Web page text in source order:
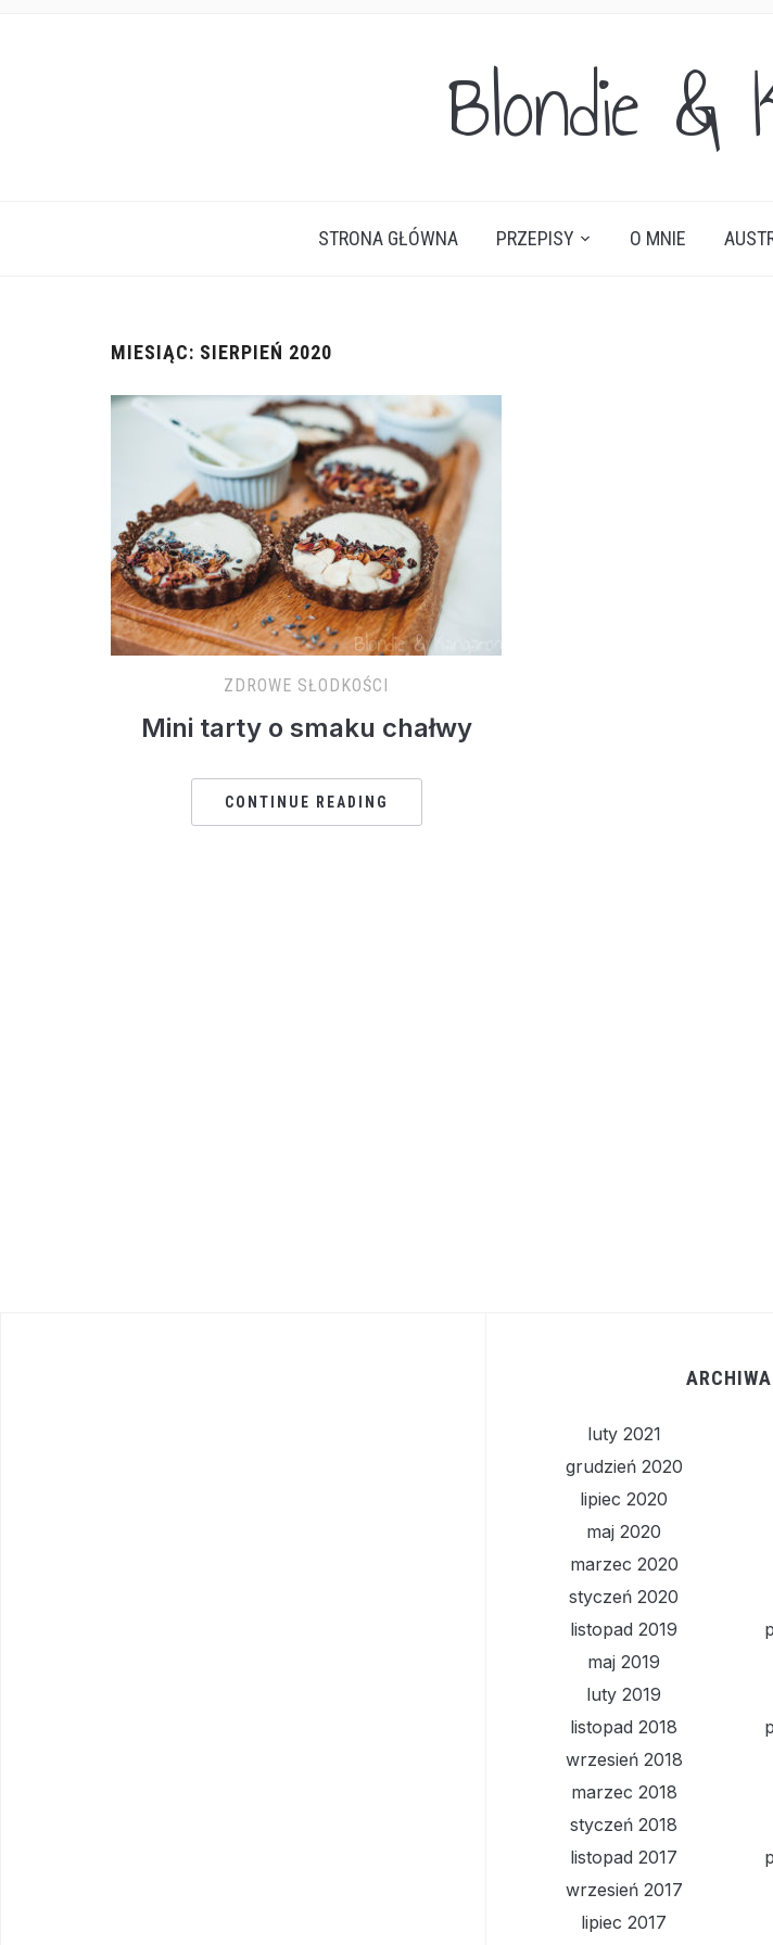
Blondie &
STRONA GŁÓWNA PRZEPISY O MNIE
MIESIĄC: SIERPIEŃ 2020
ZDROWE SŁODKOŚCI
Mini tarty o smaku chałwy
CONTINUE READING
ARCHIWA
luty 2021
grudzień 2020
lipiec 2020
maj 2020
marzec 2020
styczeń 2020
listopad 2019
maj 2019
luty 2019
listopad 2018
wrzesień 2018
marzec 2018
styczeń 2018
listopad 2017
wrzesień 2017
lipiec 2017